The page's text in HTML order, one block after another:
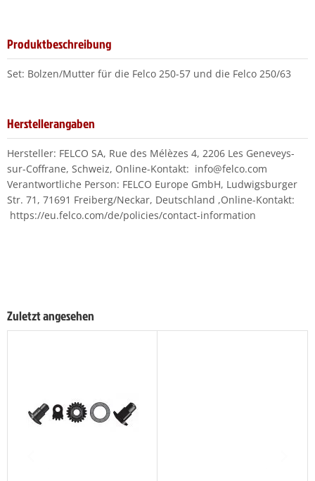
Produktbeschreibung
Set: Bolzen/Mutter für die Felco 250-57 und die Felco 250/63
Herstellerangaben
Hersteller: FELCO SA, Rue des Mélèzes 4, 2206 Les Geneveys-
sur-Coffrane, Schweiz, Online-Kontakt: info@felco.com
Verantwortliche Person: FELCO Europe GmbH, Ludwigsburger
Str. 71, 71691 Freiberg/Neckar, Deutschland ,Online-Kontakt:
https://eu.felco.com/de/policies/contact-information
Zuletzt angesehen